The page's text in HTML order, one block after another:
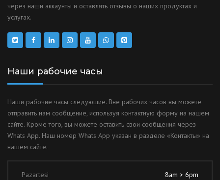
через наши аккаунты и оставлять отзывы о наших продуктах и
услугах.
Наши рабочие часы
Наши рабочие часы следующие. Вне рабочих часов вы можете
отправить нам сообщение, используя контактную форму на нашем
сайте. Кроме того, вы можете оставить свои сообщения через
Whats App. Наш номер Whats App указан в разделе «Контакты» на
нашем сайте.
Pazartesi
8am > 6pm